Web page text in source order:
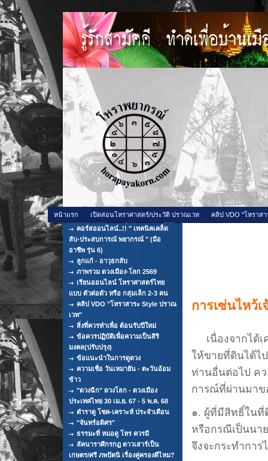
หน้าแรก เปิดสอนโหราศาสตร์/ประวัติ ปราณเวท
คลิป VDO "โหราส
คอร์สออนไลน์..!! " เทคนิคเคล็ด
ลับ-ประสบการณ์ พยากรณ์ " (มือ
อาชีพ รุ่น 6)
ลูกแก้ - อาวุธกลับ
ภาพรวม ดวงเมือง-โลก 2569
เรียนออนไลน์ โหราศาสตร์ไทย
แบบ ตัวต่อตัว หรือ กลุ่มเล็ก 2-3 คน
คลิป VDO "โหราสาระ Style ปราณ
เวท"
สิ่งที่ควรทำเพื่อ ต้อนรับปีใหม่
ข้อควรปฏิบัติเพื่อความเป็นสิริ
มงคล(ปรับปรุง)
ข้อแนะนำในการดูดวง
ความเชื่อ วันเหมายัน - ตะวันอ้อม
ข้าว
"ดวงฉีก" ดวงโลก - ดวงเมือง
ประเทศไทย 30 เม.ย. 67 - 5 พ.ค. 68
ตำราดู โชค-เคราะห์ ประจำเดือน
"จันทร์อดิศร"
ธรรมะที่ หมอดู โหร ควรมี
ลัคนาราศีกรกฎ ดาวเสาร์เป็น
เกษตร/ศรี ภพปัตนิ เรื่องคู่ครองดีไหม?
การเซ่นไห
เนื่องจากได้เ
ให้ขายที่ดินได้ไ
ท่านอื่นต่อไป คว
การณ์ที่ผ่านมาข
๑. ผู้ที่มีสิทธิ์ในที่
หรือกรณีเป็นนา
จึงจะกระทำการ